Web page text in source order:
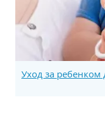
Уход за ребенком